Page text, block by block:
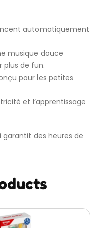
automatiquement
musique douce
de fun.
pour les petites
et l’apprentissage
des heures de